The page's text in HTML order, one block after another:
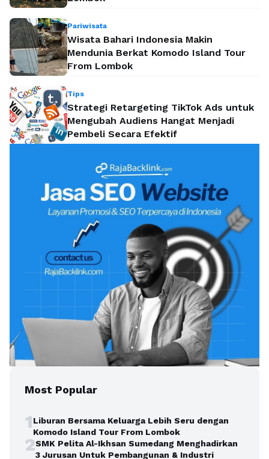
Pariwisata
Wisata Bahari Indonesia Makin
Mendunia Berkat Komodo Island Tour
From Lombok
Tips
Strategi Retargeting TikTok Ads untuk
Mengubah Audiens Hangat Menjadi
Pembeli Secara Efektif
Most Popular
1Liburan Bersama Keluarga Lebih Seru dengan
Komodo Island Tour From Lombok
2SMK Pelita Al-Ikhsan Sumedang Menghadirkan
3 Jurusan Untuk Pembangunan & Industri